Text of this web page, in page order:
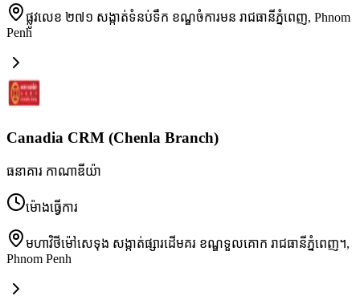
ផ្លូវលេខ ២៧១ សង្កាត់ទំនប់ទឹក ខណ្ឌចំការមន រាជធានីភ្នំពេញ, Phnom
Penh
Canadia CRM (Chenla Branch)
ធនាគារ កាណាឌីយ៉ា
ម៉ោងធ្វើការ
មហាវិថីម៉ៅសេទុង សង្កាត់ផ្សារដើមគរ ខណ្ឌទួលគោក រាជធានីភ្នំពេញ។,
Phnom Penh